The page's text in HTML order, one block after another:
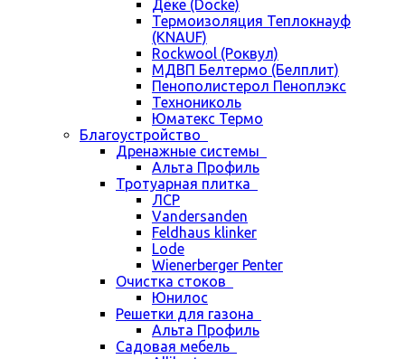
Дёке (Docke)
Термоизоляция Теплокнауф
(KNAUF)
Rockwool (Роквул)
МДВП Белтермо (Белплит)
Пенополистерол Пеноплэкс
Технониколь
Юматекс Термо
Благоустройство
Дренажные системы
Альта Профиль
Тротуарная плитка
ЛСР
Vandersanden
Feldhaus klinker
Lode
Wienerberger Penter
Очистка стоков
Юнилос
Решетки для газона
Альта Профиль
Садовая мебель